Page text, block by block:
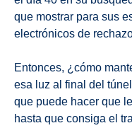
que mostrar para sus
electrónicos de
Entonces, ¿cómo
esa luz al final del
que puede hacer que
hasta que consiga el